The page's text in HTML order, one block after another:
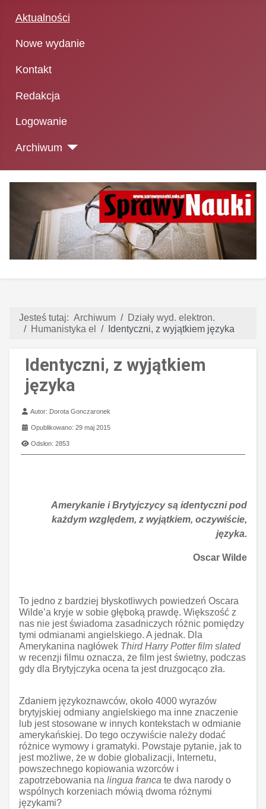
Aktualności
Nowe wydanie
Kontakt
Redakcja
Logowanie
Archiwum
Jesteś tutaj: Archiwum
Działy wyd. elektron.
Humanistyka el
Identyczni, z wyjątkiem języka
Identyczni, z wyjątkiem
języka
Szczegóły
Autor: Dorota Gonczaronek
Opublikowano: 29 maj 2015
Odsłon: 2853
Amerykanie i Brytyjczycy są identyczni pod
każdym względem, z wyjątkiem, oczywiście,
języka.
Oscar Wilde
To jedno z bardziej błyskotliwych powiedzeń Oscara
Wilde’a kryje w sobie głęboką prawdę. Większość z
nas nie jest świadoma zasadniczych różnic pomiędzy
tymi odmianami angielskiego. A jednak. Dla
Amerykanina nagłówek Third Harry Potter film slated
w recenzji filmu oznacza, że film jest świetny, podczas
gdy dla Brytyjczyka ocena ta jest druzgocąco zła.
Zdaniem językoznawców, około 4000 wyrazów
brytyjskiej odmiany angielskiego ma inne znaczenie
lub jest stosowane w innych kontekstach w odmianie
amerykańskiej. Do tego oczywiście należy dodać
różnice wymowy i gramatyki. Powstaje pytanie, jak to
jest możliwe, że w dobie globalizacji, Internetu,
powszechnego kopiowania wzorców i
zapotrzebowania na lingua franca te dwa narody o
wspólnych korzeniach mówią dwoma różnymi
językami?